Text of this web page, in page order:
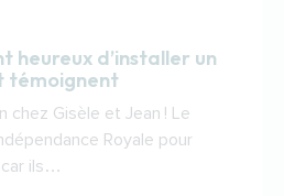
heureux d’installer un
témoignent
chez Gisèle et Jean ! Le
Royale pour
car ils…